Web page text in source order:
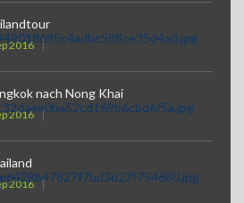
2016
nach Nong Khai
2016
2016